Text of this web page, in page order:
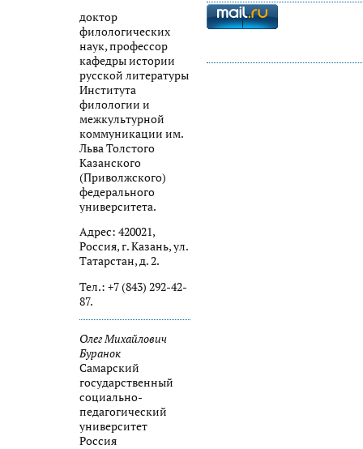
доктор
филологических
наук, профессор
кафедры истории
русской литературы
Института
филологии и
межкультурной
коммуникации им.
Льва Толстого
Казанского
(Приволжского)
федерального
университета.
Адрес: 420021,
Россия, г. Казань, ул.
Татарстан, д. 2.
Тел.: +7 (843) 292-42-
87.
Олег Михайлович
Буранок
Самарский
государственный
социально-
педагогический
университет
Россия